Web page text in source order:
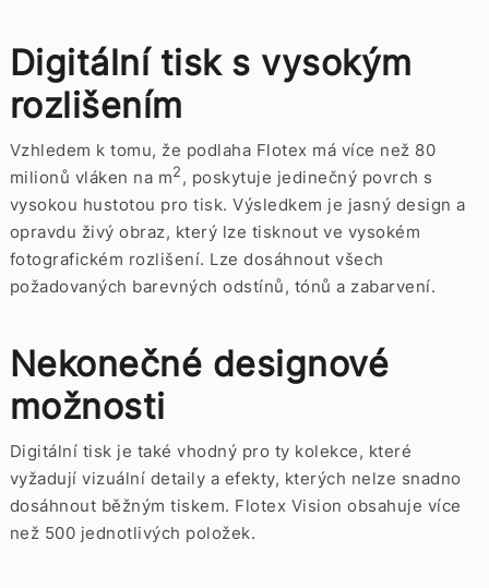
Digitální tisk s vysokým
rozlišením
Vzhledem k tomu, že podlaha Flotex má více než 80
milionů vláken na m2 , poskytuje jedinečný povrch s
vysokou hustotou pro tisk. Výsledkem je jasný design a
opravdu živý obraz, který lze tisknout ve vysokém
fotografickém rozlišení. Lze dosáhnout všech
požadovaných barevných odstínů, tónů a zabarvení.
Nekonečné designové
možnosti
Digitální tisk je také vhodný pro ty kolekce, které
vyžadují vizuální detaily a efekty, kterých nelze snadno
dosáhnout běžným tiskem. Flotex Vision obsahuje více
než 500 jednotlivých položek.